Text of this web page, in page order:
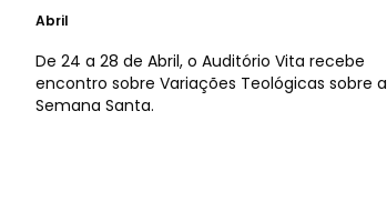
Abril
De 24 a 28 de Abril, o Auditório Vita recebe
encontro sobre Variações Teológicas sobre a
Semana Santa.